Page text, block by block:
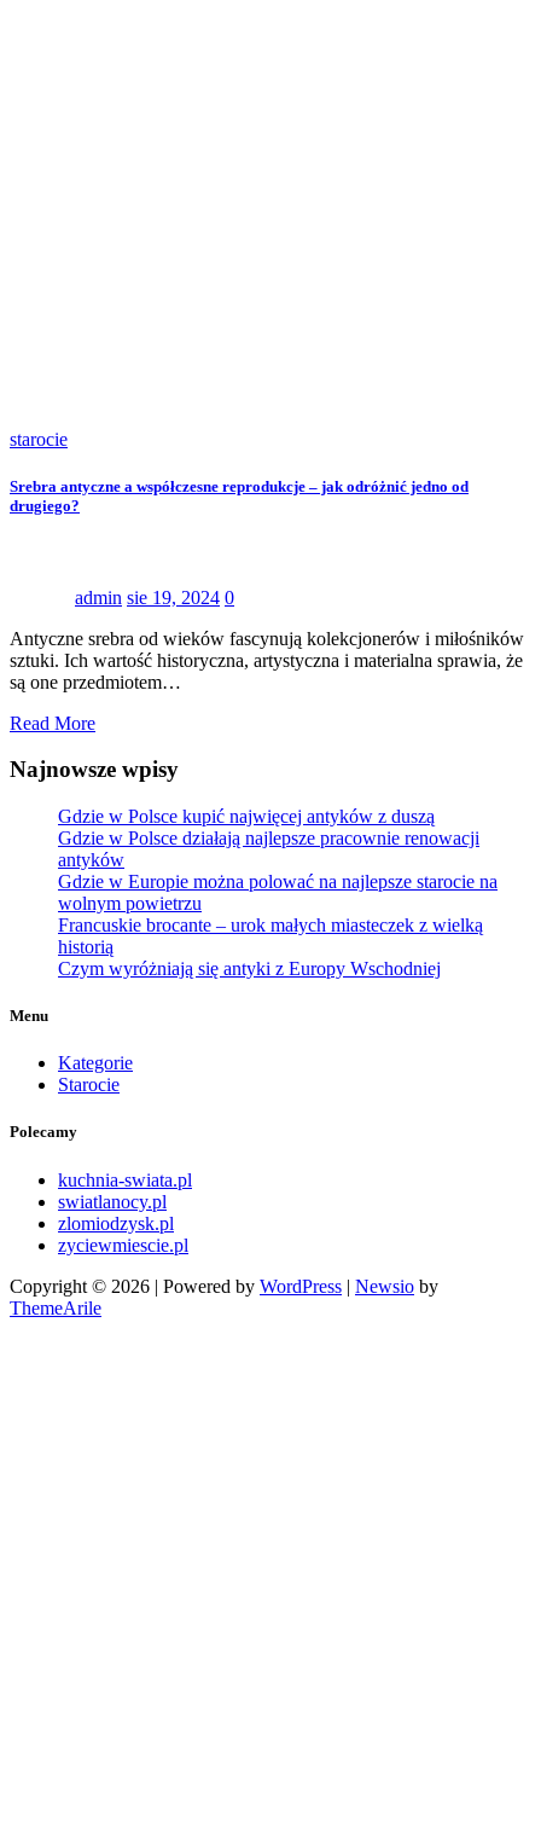
starocie
Srebra antyczne a współczesne reprodukcje – jak odróżnić jedno od
drugiego?
admin sie 19, 2024 0
Antyczne srebra od wieków fascynują kolekcjonerów i miłośników
sztuki. Ich wartość historyczna, artystyczna i materialna sprawia, że
są one przedmiotem…
Read More
Najnowsze wpisy
Gdzie w Polsce kupić najwięcej antyków z duszą
Gdzie w Polsce działają najlepsze pracownie renowacji
antyków
Gdzie w Europie można polować na najlepsze starocie na
wolnym powietrzu
Francuskie brocante – urok małych miasteczek z wielką
historią
Czym wyróżniają się antyki z Europy Wschodniej
Menu
Kategorie
Starocie
Polecamy
kuchnia-swiata.pl
swiatlanocy.pl
zlomiodzysk.pl
zyciewmiescie.pl
Copyright © 2026 | Powered by WordPress | Newsio by
ThemeArile